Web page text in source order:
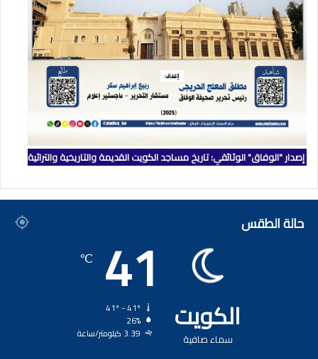
إصدار "الوفاق" الوثائقي: تاريخ مساجد الكويت القديمة والتاريخية والتراثية
حالة الطقس
الكويت
سماء صافية
41
℃
26%
3.39 كيلومتر/ساعة